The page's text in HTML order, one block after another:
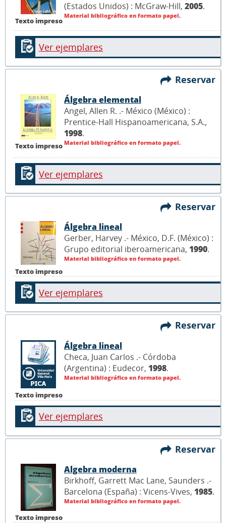
Texto impreso
(Estados Unidos) : McGraw-Hill, 2005.
Material bibliográfico en formato papel.
Ver ejemplares
Reservar
Texto impreso
Álgebra elemental
Angel, Allen R. .- México (México) :
Prentice-Hall Hispanoamericana, S.A.,
1998.
Material bibliográfico en formato papel.
Ver ejemplares
Reservar
Texto impreso
Álgebra lineal
Gerber, Harvey .- México, D.F. (México) :
Grupo editorial iberoamericana, 1990.
Material bibliográfico en formato papel.
Ver ejemplares
Reservar
Texto impreso
Álgebra lineal
Checa, Juan Carlos .- Córdoba
(Argentina) : Eudecor, 1998.
Material bibliográfico en formato papel.
Ver ejemplares
Reservar
Texto impreso
Algebra moderna
Birkhoff, Garrett Mac Lane, Saunders .-
Barcelona (España) : Vicens-Vives, 1985.
Material bibliográfico en formato papel.